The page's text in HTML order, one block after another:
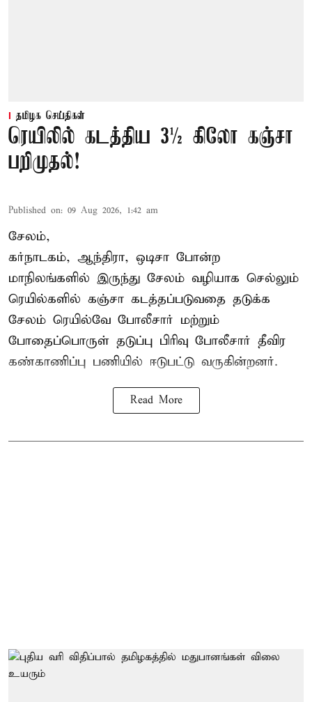
தமிழக செய்திகள்
ரெயிலில் கடத்திய 3½ கிலோ கஞ்சா
பறிமுதல்!
Published on: 09 Aug 2026, 1:42 am
சேலம்,
கர்நாடகம், ஆந்திரா, ஒடிசா போன்ற
மாநிலங்களில் இருந்து சேலம் வழியாக செல்லும்
ரெயில்களில் கஞ்சா கடத்தப்படுவதை தடுக்க
சேலம் ரெயில்வே போலீசார் மற்றும்
போதைப்பொருள் தடுப்பு பிரிவு போலீசார் தீவிர
கண்காணிப்பு பணியில் ஈடுபட்டு வருகின்றனர்.
Read More